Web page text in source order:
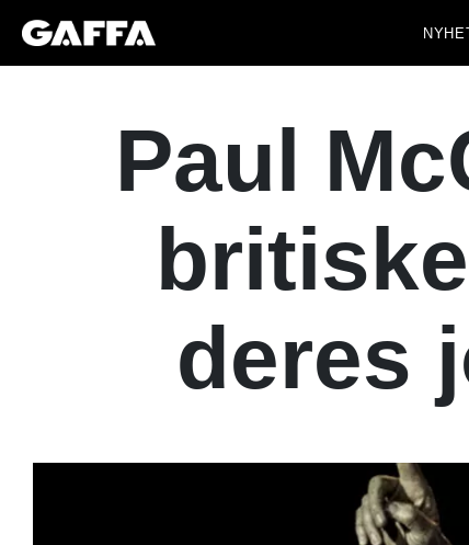
Paul
deres